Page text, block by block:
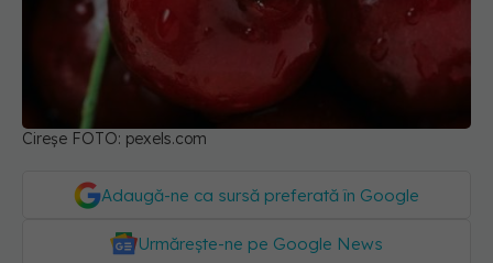
Cireșe FOTO: pexels.com
Adaugă-ne ca sursă preferată în Google
Urmărește-ne pe Google News